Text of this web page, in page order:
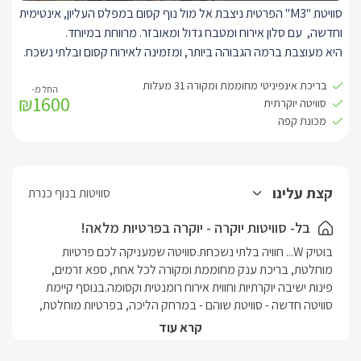
בנוסף, קיים חדר שינה עם חדר רחצה מפואר , להזמנת החדר הנוסף
בתיאום מול בעל המתחם ובתוספת תשלום.
סוויטת "M3" הפרטית ניצבת אל מול נוף קסום במפלס העליון, אינטימית
וחדשה, עם סלון אירוח ומטבח גדול ומאובזר. מרווחת במיוחד.
היא מעוצבת ברמה הגבוהה ביותר, ומזמינה לאירוח קסום ובלתי נשכח.
לאנטרנט אלחוטי.
מטבח מאובזר עם מכונת אספרסו חדשה וקפסולות, תנור ומיקרוגל,
מקרר, וכלי הגשה לשימוש המתארחים. בנוסף, שולחן אוכל.
מחוברת לאינטרנט אלחוטי.
עם אבזור מלא ויוקרתי, עם כורסאות זוגיות, שטיחים ומראות, עציצי נוי
ותאורה מיוחדת.
לסוויטה חדר רחצה מרווח וגדול במיוחד בו תמצאו עם שירותים, כיור זוגי
מהודר, עם מראות מעוצבות, ואמבט אליפסה קרמי מיוחד.
בריכת אינפיניטי מחוממת ומקורה 31 מעלות
סוויטה יוקרתית
מכונת קפה
₪1600
קצת עלינו סוויטות בנוף כנרת
בל- סוויטות יוקרה - יוקרה בפרטיות מלאה!
בריכה מחוממץ, ג'קוזי ספא ושפע פינוקים
קרא עוד